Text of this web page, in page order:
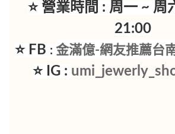
⭐ 營業時間 : 周一 ~
21:00
⭐ FB :金滿億-網友推薦台
⭐ IG :